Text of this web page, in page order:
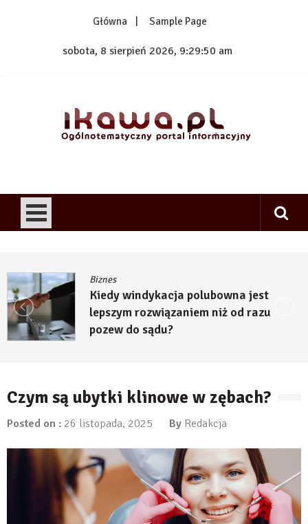
Główna Sample Page
sobota, 8 sierpień 2026, 9:29:50 am
Biznes
Kiedy windykacja polubowna jest
lepszym rozwiązaniem niż od razu
pozew do sądu?
Czym są ubytki klinowe w zębach?
Posted on : 26 listopada, 2025 By Redakcja